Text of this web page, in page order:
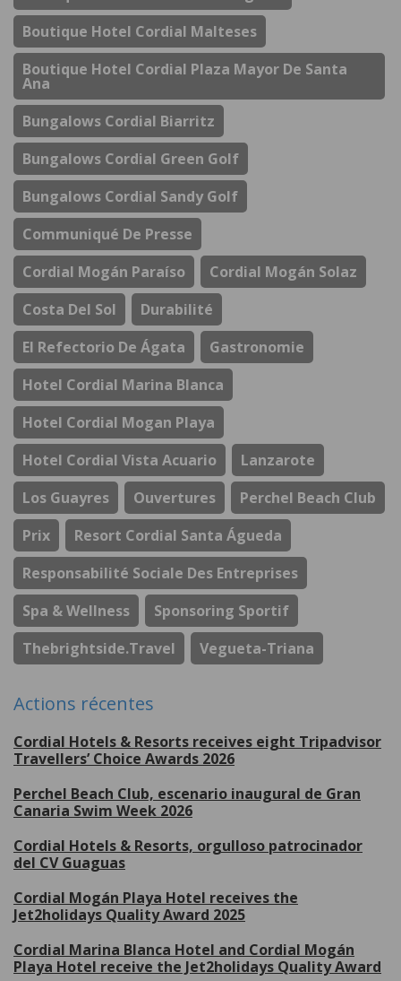
Boutique Hotel Cordial Malteses
Boutique Hotel Cordial Plaza Mayor De Santa
Ana
Bungalows Cordial Biarritz
Bungalows Cordial Green Golf
Bungalows Cordial Sandy Golf
Communiqué De Presse
Cordial Mogán Paraíso
Cordial Mogán Solaz
Costa Del Sol
Durabilité
El Refectorio De Ágata
Gastronomie
Hotel Cordial Marina Blanca
Hotel Cordial Mogan Playa
Hotel Cordial Vista Acuario
Lanzarote
Los Guayres
Ouvertures
Perchel Beach Club
Prix
Resort Cordial Santa Águeda
Responsabilité Sociale Des Entreprises
Spa & Wellness
Sponsoring Sportif
Thebrightside.travel
Vegueta-Triana
Actions récentes
Cordial Hotels & Resorts receives eight Tripadvisor
Travellers’ Choice Awards 2026
Perchel Beach Club, escenario inaugural de Gran
Canaria Swim Week 2026
Cordial Hotels & Resorts, orgulloso patrocinador
del CV Guaguas
Cordial Mogán Playa Hotel receives the
Jet2holidays Quality Award 2025
Cordial Marina Blanca Hotel and Cordial Mogán
Playa Hotel receive the Jet2holidays Quality Award